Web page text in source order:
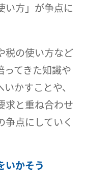
い方」が争点に
税の使い方など
ってきた知識や
かすことや、
求と重ね合わせ
点にしていく
いかそう